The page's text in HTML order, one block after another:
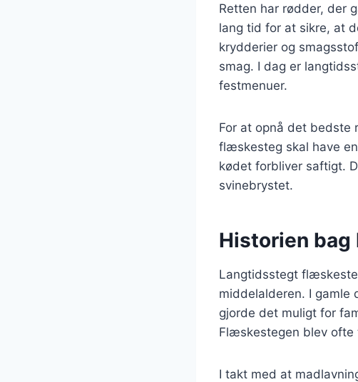
Retten har rødder, der
lang tid for at sikre, at
krydderier og
smag. I dag er
festmenuer.
For at opnå det bedste
flæskesteg skal have
kødet forbliver saftigt.
svinebrystet.
Historien
Langtidsstegt
middelalderen. I gamle
gjorde det muligt for
Flæskestegen blev ofte
I takt med at